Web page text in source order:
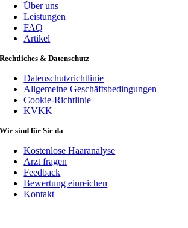
Über uns
Leistungen
FAQ
Artikel
Rechtliches & Datenschutz
Datenschutzrichtlinie
Allgemeine Geschäftsbedingungen
Cookie-Richtlinie
KVKK
Wir sind für Sie da
Kostenlose Haaranalyse
Arzt fragen
Feedback
Bewertung einreichen
Kontakt